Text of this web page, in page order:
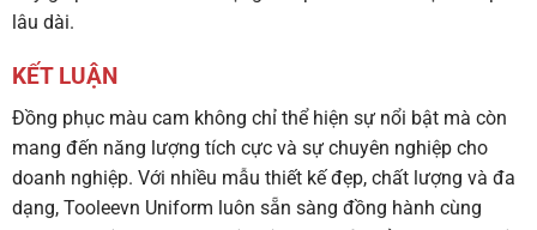
lâu dài.
KẾT LUẬN
Đồng phục màu cam không chỉ thể hiện sự nổi bật mà còn
mang đến năng lượng tích cực và sự chuyên nghiệp cho
doanh nghiệp. Với nhiều mẫu thiết kế đẹp, chất lượng và đa
dạng, Tooleevn Uniform luôn sẵn sàng đồng hành cùng